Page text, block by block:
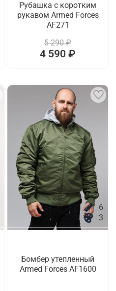
Рубашка с коротким
рукавом Armed Forces
AF271
5 290 ₽
4 590 ₽
6
3
Бомбер утепленный
Armed Forces AF1600